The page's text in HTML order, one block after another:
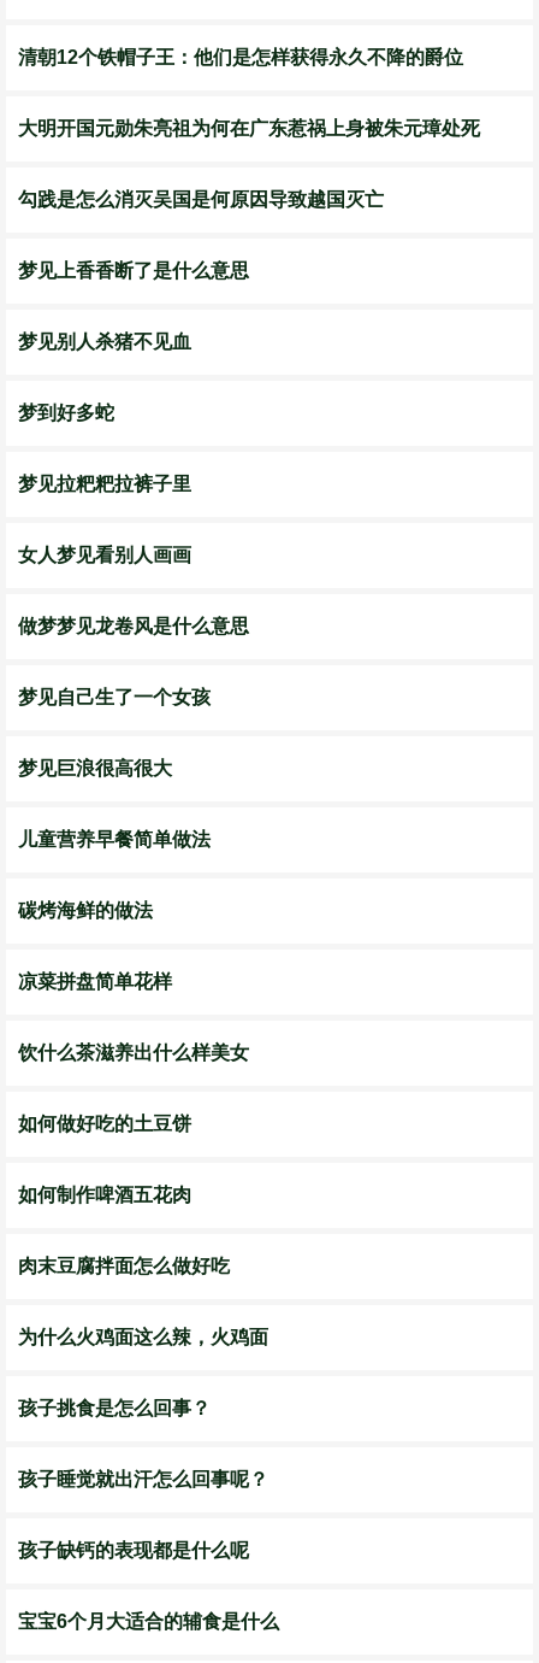
清朝12个铁帽子王：他们是怎样获得永久不降的爵位
大明开国元勋朱亮祖为何在广东惹祸上身被朱元璋处死
​勾践是怎么消灭吴国是何原因导致越国灭亡
梦见上香香断了是什么意思
梦见别人杀猪不见血
梦到好多蛇
梦见拉粑粑拉裤子里
女人梦见看别人画画
做梦梦见龙卷风是什么意思
梦见自己生了一个女孩
梦见巨浪很高很大
儿童营养早餐简单做法
碳烤海鲜的做法
凉菜拼盘简单花样
饮什么茶滋养出什么样美女
如何做好吃的土豆饼
如何制作啤酒五花肉
肉末豆腐拌面怎么做好吃
为什么火鸡面这么辣，火鸡面
孩子挑食是怎么回事？
孩子睡觉就出汗怎么回事呢？
孩子缺钙的表现都是什么呢
宝宝6个月大适合的辅食是什么